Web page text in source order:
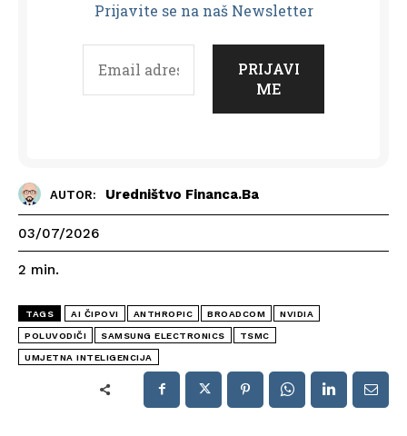
Prijavite se na naš Newsletter
AUTOR: Uredništvo Financa.ba
03/07/2026
2 min.
TAGS AI ČIPOVI ANTHROPIC BROADCOM NVIDIA
POLUVODIČI SAMSUNG ELECTRONICS TSMC
UMJETNA INTELIGENCIJA